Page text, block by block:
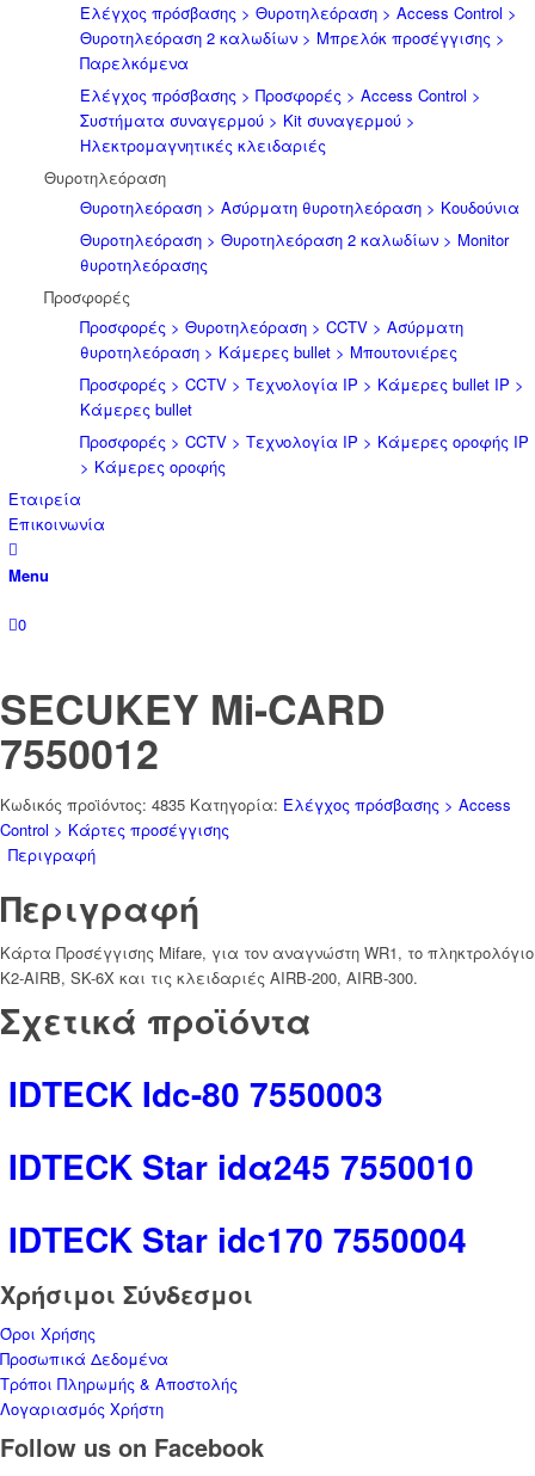
Ελέγχος πρόσβασης > Θυροτηλεόραση > Access Control >
Θυροτηλεόραση 2 καλωδίων > Μπρελόκ προσέγγισης >
Παρελκόμενα
Ελέγχος πρόσβασης > Προσφορές > Access Control >
Συστήματα συναγερμού > Kit συναγερμού >
Ηλεκτρομαγνητικές κλειδαριές
Θυροτηλεόραση
Θυροτηλεόραση > Ασύρματη θυροτηλεόραση > Κουδούνια
Θυροτηλεόραση > Θυροτηλεόραση 2 καλωδίων > Μonitor
θυροτηλεόρασης
Προσφορές
Προσφορές > Θυροτηλεόραση > CCTV > Ασύρματη
θυροτηλεόραση > Κάμερες bullet > Μπουτονιέρες
Προσφορές > CCTV > Τεχνολογία IP > Κάμερες bullet IP >
Κάμερες bullet
Προσφορές > CCTV > Τεχνολογία IP > Κάμερες οροφής IP
> Κάμερες οροφής
Εταιρεία
Επικοινωνία
Menu
0
SΕCUΚΕΥ Mi-CARD
7550012
Κωδικός προϊόντος: 4835 Κατηγορία: Ελέγχος πρόσβασης > Access
Control > Κάρτες προσέγγισης
Περιγραφή
Περιγραφή
Κάρτα Προσέγγισης Mifare, για τον αναγνώστη WR1, το πληκτρολόγιο
K2-AIRB, SK-6X και τις κλειδαριές AIRB-200, AIRB-300.
Σχετικά προϊόντα
IDΤΕCΚ Idc-80 7550003
IDΤΕCΚ Star idα245 7550010
IDΤΕCΚ Star idc170 7550004
Χρήσιμοι Σύνδεσμοι
Όροι Χρήσης
Προσωπικά Δεδομένα
Τρόποι Πληρωμής & Αποστολής
Λογαριασμός Χρήστη
Follow us on Facebook